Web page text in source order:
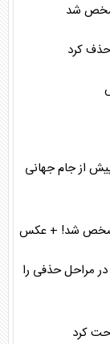
شد
حذف کرد
پیش از جام جهانی
مراحل حذفی را
کرد